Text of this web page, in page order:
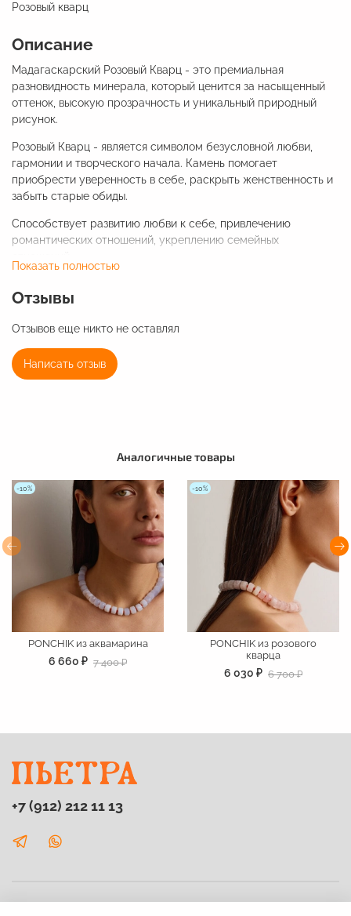
Розовый кварц
Описание
Мадагаскарский Розовый Кварц - это премиальная
разновидность минерала, который ценится за насыщенный
оттенок, высокую прозрачность и уникальный природный
рисунок.
Розовый Кварц - является символом безусловной любви,
гармонии и творческого начала. Камень помогает
приобрести уверенность в себе, раскрыть женственность и
забыть старые обиды.
Способствует развитию любви к себе, привлечению
романтических отношений, укреплению семейных
эмоционального баланса.
Украшение доступно в длине 38 см, фурнитура добавляет 3-
Диаметр бусин - 18 мм.
Показать полностью
Отзывы
Отзывов еще никто не оставлял
Написать отзыв
Аналогичные товары
-10%
PONCHIK из аквамарина
6 660 ₽ 7 400 ₽
-10%
PONCHIK из розового
кварца
6 030 ₽ 6 700 ₽
+7 (912) 212 11 13